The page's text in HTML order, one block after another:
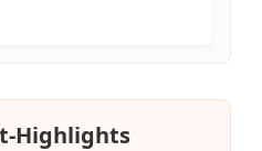
Highlights